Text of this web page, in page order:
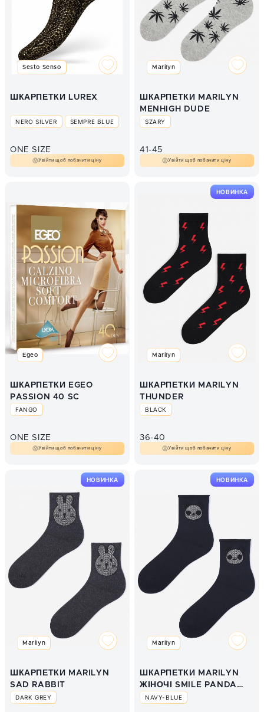
Sesto Senso
ШКАРПЕТКИ LUREX
NERO SILVER SEMPRE BLUE
ONE SIZE
Увійти щоб побачити ціну
Marilyn
ШКАРПЕТКИ MARILYN
MENHIGH DUDE
SZARY
41-45
Увійти щоб побачити ціну
Egeo
ШКАРПЕТКИ EGEO
PASSION 40 SC
FANGO
ONE SIZE
Увійти щоб побачити ціну
НОВИНКА
Marilyn
ШКАРПЕТКИ MARILYN
THUNDER
BLACK
36-40
Увійти щоб побачити ціну
НОВИНКА
Marilyn
ШКАРПЕТКИ MARILYN
SAD RABBIT
DARK GREY
НОВИНКА
Marilyn
ШКАРПЕТКИ MARILYN
ЖІНОЧІ SMILE PANDA
NAVY BLUE
NAVY-BLUE